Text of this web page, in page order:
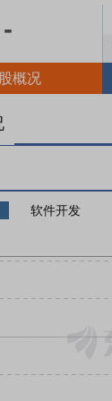
-
概况
软件开发